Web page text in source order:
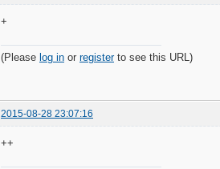
+
(Please log in or registerto see this URL)
2015-08-28 23:07:16
++